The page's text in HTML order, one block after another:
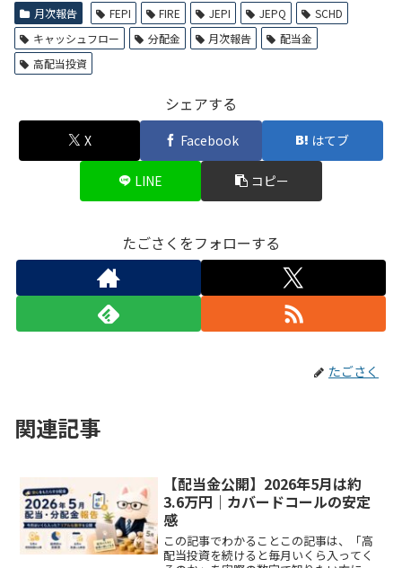
月次報告 FEPI FIRE JEPI JEPQ
SCHD
キャッシュフロー
分配金 月次報告
配当金
高配当投資
シェアする
X Facebook はてブ
LINE コピー
たごさくをフォローする
たごさく
関連記事
【配当金公開】2026年5月は約
3.6万円｜カバードコールの安定
感
この記事でわかることこの記事は、「高
配当投資を続けると毎月いくら入ってく